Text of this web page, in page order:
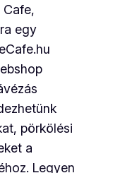
egy
pörkölési
a
Legyen